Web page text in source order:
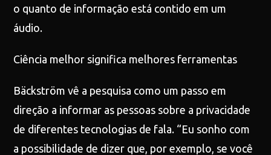
o quanto de informação está contido em um
áudio.
Ciência melhor significa melhores ferramentas
Bäckström vê a pesquisa como um passo em
direção a informar as pessoas sobre a privacidade
de diferentes tecnologias de fala. “Eu sonho com
a possibilidade de dizer que, por exemplo, se você